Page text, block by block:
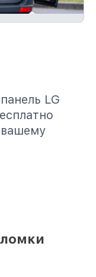
LG
вашему